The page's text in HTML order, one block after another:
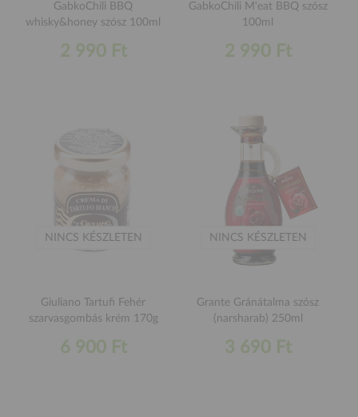
GabkoChili BBQ
whisky&honey szósz 100ml
2 990 Ft
GabkoChili M'eat BBQ szósz
100ml
2 990 Ft
NINCS KÉSZLETEN
Giuliano Tartufi Fehér
szarvasgombás krém 170g
6 900 Ft
NINCS KÉSZLETEN
Grante Gránátalma szósz
(narsharab) 250ml
3 690 Ft